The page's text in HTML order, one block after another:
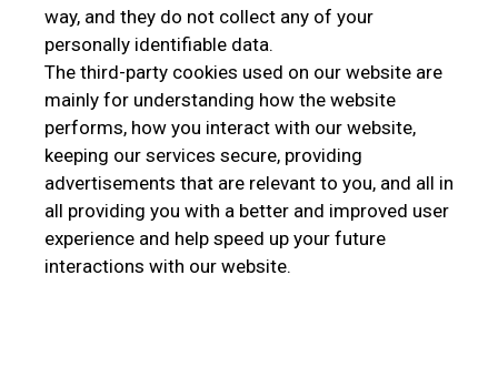
way, and they do not collect any of your
personally identifiable data.
The third-party cookies used on our website are
mainly for understanding how the website
performs, how you interact with our website,
keeping our services secure, providing
advertisements that are relevant to you, and all in
all providing you with a better and improved user
experience and help speed up your future
interactions with our website.